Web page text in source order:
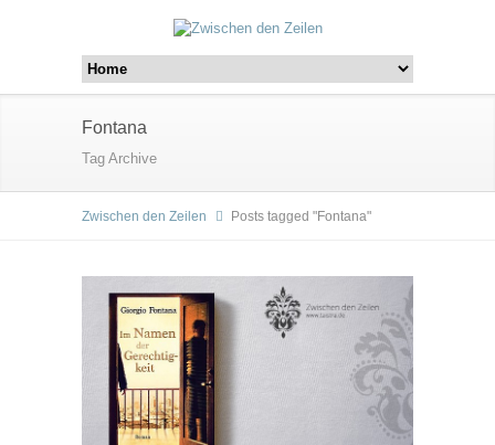
Fontana
Tag Archive
Zwischen den Zeilen Posts tagged "Fontana"